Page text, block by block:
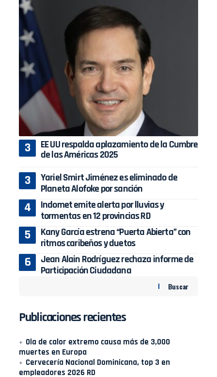
EE UU respalda aplazamiento de la Cumbre
de las Américas 2025
Yariel Smirt Jiménez es eliminado de
Planeta Alofoke por sanción
Indomet emite alerta por lluvias y
tormentas en 12 provincias RD
Kany García estrena “Puerta Abierta” con
ritmos caribeños y duetos
Jean Alain Rodríguez rechaza informe de
Participación Ciudadana
Buscar
Publicaciones recientes
Ola de calor extremo causa más de 3,000
muertes en Europa
Cervecería Nacional Dominicana, top 3 en
empleadores 2026 RD